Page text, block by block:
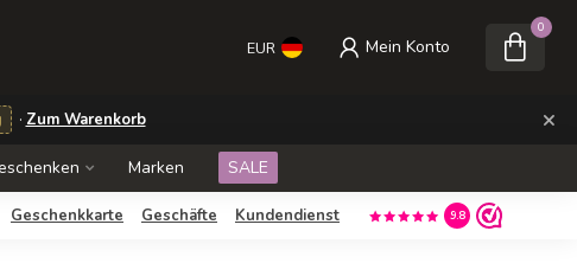
· Zum Warenkorb ×
EUR Mein Konto
0
Marken SALE
Geschenkkarte Geschäfte Kundendienst 9.8